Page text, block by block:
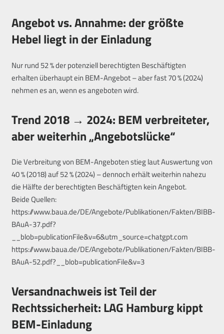
Angebot vs. Annahme: der größte
Hebel liegt in der Einladung
Nur rund 52 % der potenziell berechtigten Beschäftigten
erhalten überhaupt ein BEM-Angebot – aber fast 70 % (2024)
nehmen es an, wenn es angeboten wird.
Trend 2018 → 2024: BEM verbreiteter,
aber weiterhin „Angebotslücke“
Die Verbreitung von BEM-Angeboten stieg laut Auswertung von
40 % (2018) auf 52 % (2024) – dennoch erhält weiterhin nahezu
die Hälfte der berechtigten Beschäftigten kein Angebot.
Beide Quellen:
https://www.baua.de/DE/Angebote/Publikationen/Fakten/BIBB-
BAuA-37.pdf?
__blob=publicationFile&v=6&utm_source=chatgpt.com
https://www.baua.de/DE/Angebote/Publikationen/Fakten/BIBB-
BAuA-52.pdf?__blob=publicationFile&v=3
Versandnachweis ist Teil der
Rechtssicherheit: LAG Hamburg kippt
BEM-Einladung